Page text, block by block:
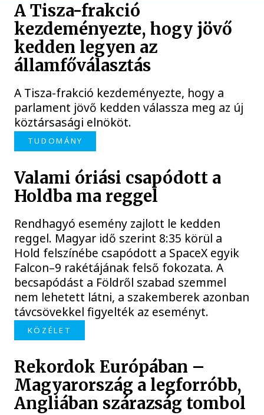
A Tisza-frakció
kezdeményezte, hogy jövő
kedden legyen az
államfőválasztás
A Tisza-frakció kezdeményezte, hogy a
parlament jövő kedden válassza meg az új
köztársasági elnököt.
TUDOMÁNY
Valami óriási csapódott a
Holdba ma reggel
Rendhagyó esemény zajlott le kedden
reggel. Magyar idő szerint 8:35 körül a
Hold felszínébe csapódott a SpaceX egyik
Falcon–9 rakétájának felső fokozata. A
becsapódást a Földről szabad szemmel
nem lehetett látni, a szakemberek azonban
távcsövekkel figyelték az eseményt.
KÖZÉLET
Rekordok Európában –
Magyarország a legforróbb,
Angliában szárazság tombol